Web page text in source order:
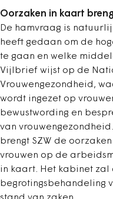
Oorzaken in kaart
De hamvraag is
heeft gedaan om de
te gaan en welke
Vijlbrief wijst op de
Vrouwengezondheid,
wordt ingezet op
bewustwording en
van
brengt SZW de
vrouwen op de
in kaart. Het kabinet zal
begrotingsbehandeling